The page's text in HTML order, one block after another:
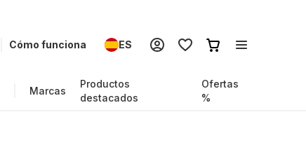
Cómo funciona ES
Marcas
Productos
destacados
Ofertas
%